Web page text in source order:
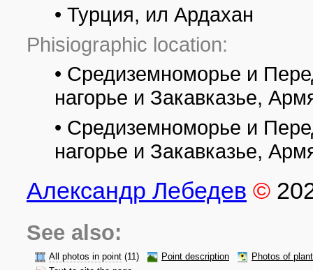
• Турция, ил Ардахан
Phisiographic location:
• Средиземноморье и
нагорье и Закавказье,
• Средиземноморье и
нагорье и Закавказье,
Александр Лебедев ©
See also:
All photos in point (11) Point description
Photos of